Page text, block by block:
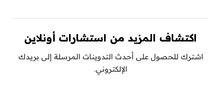
اكتشاف المزيد من استشارات أونلاين
اشترك للحصول على أحدث التدوينات المرسلة إلى بريدك
الإلكتروني.